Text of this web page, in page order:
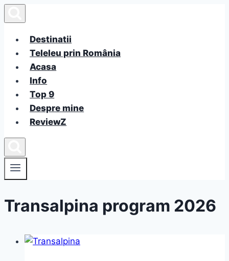
to
contentDestinatii
Teleleu prin România
Acasa
Info
Top 9
Despre mine
ReviewZ
Transalpina program 2026